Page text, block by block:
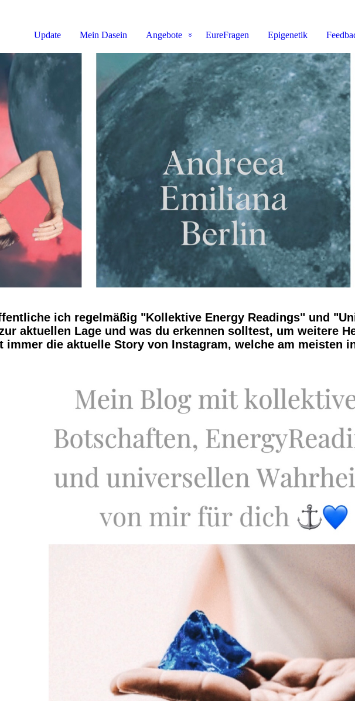
Update Mein Dasein Angebote EureFragen Epigenetik
ich regelmäßig "Kollektive Energy Readings" und
aktuellen Lage und was du erkennen solltest, um weitere
immer die aktuelle Story von Instagram, welche am meisten